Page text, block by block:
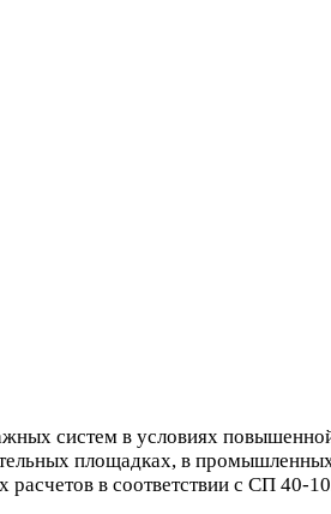
систем в условиях
площадках, в
в соответствии с СП 40-